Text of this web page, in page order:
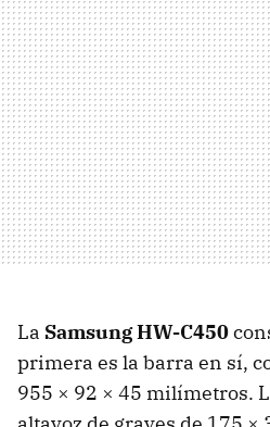
La Samsung HW-C450
primera es la barra en sí,
955 × 92 × 45 milímetros.